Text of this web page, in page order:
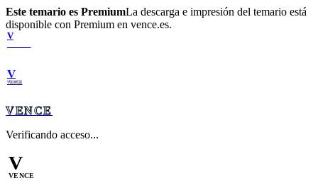
Este temario es PremiumLa descarga e impresión del temario está
disponible con Premium en vence.es.
V
V
VENCE
VENCE
Verificando acceso...
V
VENCE